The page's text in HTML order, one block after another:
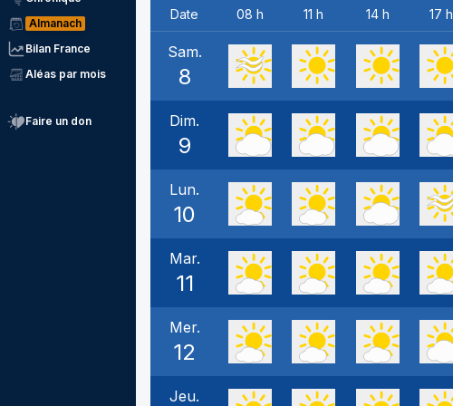
Almanach
Bilan France
Aléas par mois
Faire un don
Date 08 h 11 h 14 h 17 h
Sam.
8
Dim.
9
Lun.
10
Mar.
11
Mer.
12
Jeu.